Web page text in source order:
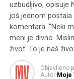
uzbudljivo, opisuje
još jednom postala
komentara. “Neki
meni je divno.
život. To je naš
Objavljeno
Autor Moje